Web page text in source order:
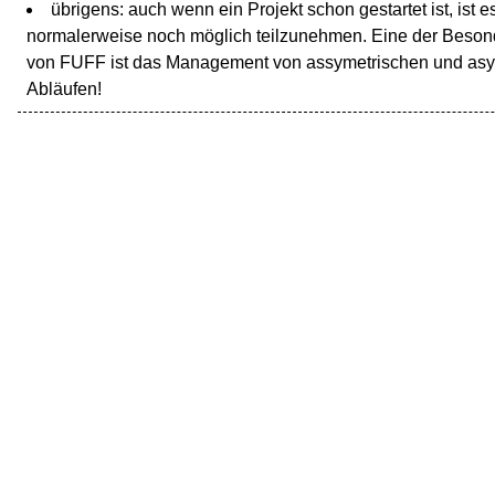
übrigens: auch wenn ein Projekt schon gestartet ist, ist
normalerweise noch möglich teilzunehmen. Eine der
von FUFF ist das Management von assymetrischen und
Abläufen!